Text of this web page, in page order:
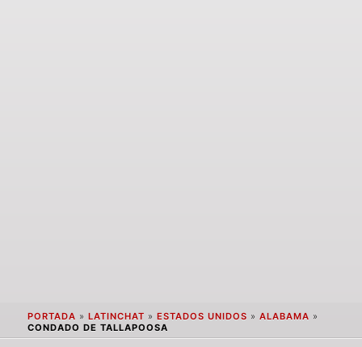
PORTADA » LATINCHAT » ESTADOS UNIDOS » ALABAMA »
CONDADO DE TALLAPOOSA